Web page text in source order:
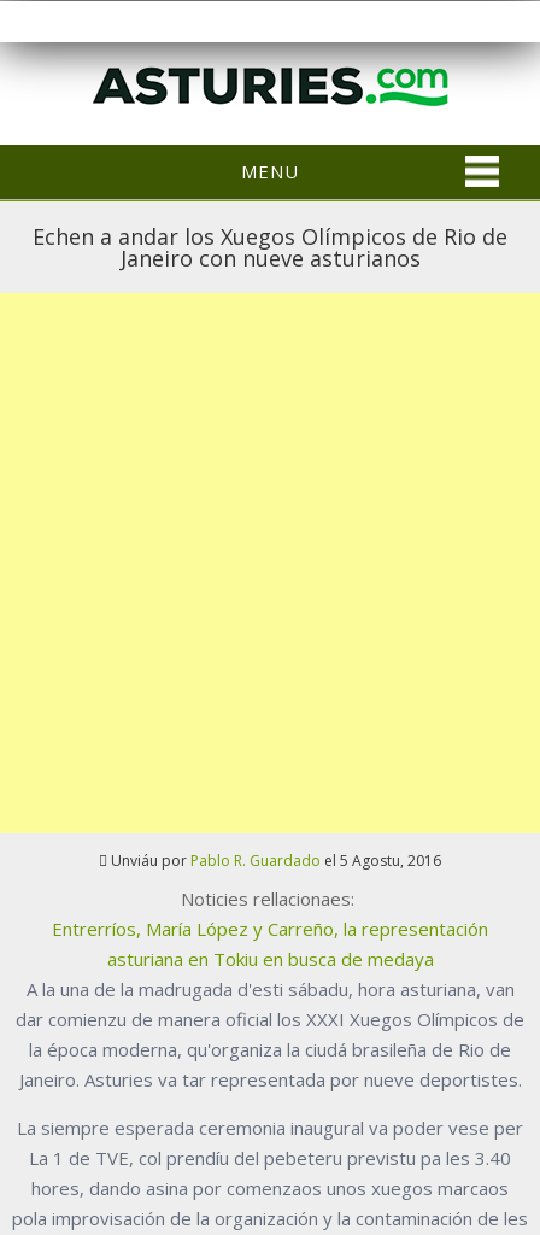
MENU
Echen a andar los Xuegos Olímpicos de Rio de
Janeiro con nueve asturianos
Unviáu por Pablo R. Guardado el 5 Agostu, 2016
Noticies rellacionaes:
Entrerríos, María López y Carreño, la representación
asturiana en Tokiu en busca de medaya
A la una de la madrugada d'esti sábadu, hora asturiana, van
dar comienzu de manera oficial los XXXI Xuegos Olímpicos de
la época moderna, qu'organiza la ciudá brasileña de Rio de
Janeiro. Asturies va tar representada por nueve deportistes.
La siempre esperada ceremonia inaugural va poder vese per
La 1 de TVE, col prendíu del pebeteru previstu pa les 3.40
hores, dando asina por comenzaos unos xuegos marcaos
pola improvisación de la organización y la contaminación de les